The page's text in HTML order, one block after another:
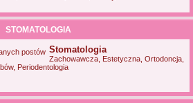
STOMATOLOGIA
Stomatologia
Zachowawcza, Estetyczna, Ortodoncja,
Periodentologia